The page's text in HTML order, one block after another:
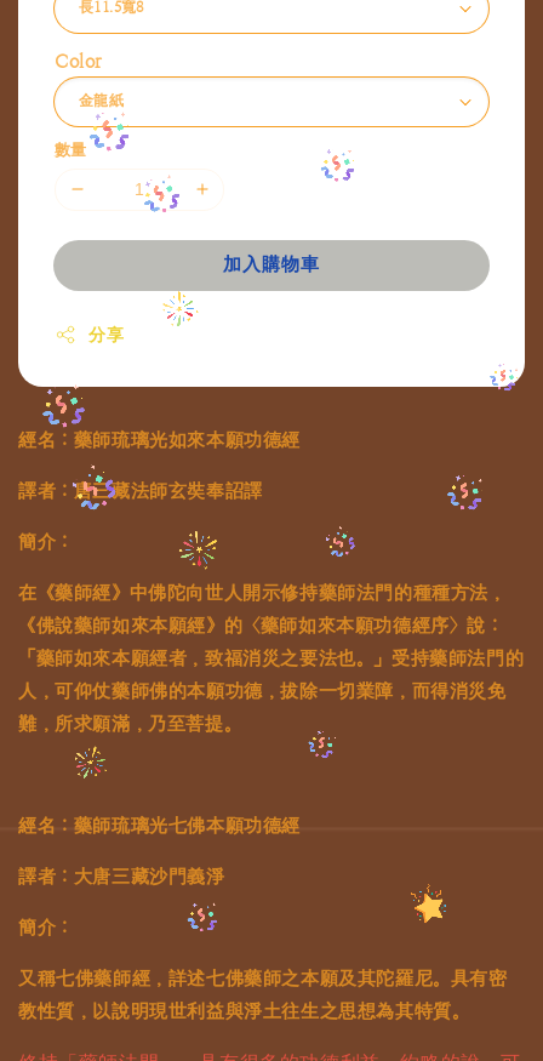
Color
數量
加入購物車
分享
經名：藥師琉璃光如來本願功德經
譯者：唐三藏法師玄奘奉詔譯
簡介：
在《藥師經》中佛陀向世人開示修持藥師法門的種種方法，
《佛說藥師如來本願經》的〈藥師如來本願功德經序〉說：
「藥師如來本願經者，致福消災之要法也。」受持藥師法門的
人，可仰仗藥師佛的本願功德，拔除一切業障，而得消災免
難，所求願滿，乃至菩提。
經名：藥師琉璃光七佛本願功德經
譯者：大唐三藏沙門義淨
簡介：
又稱七佛藥師經，詳述七佛藥師之本願及其陀羅尼。具有密
教性質，以說明現世利益與淨土往生之思想為其特質。